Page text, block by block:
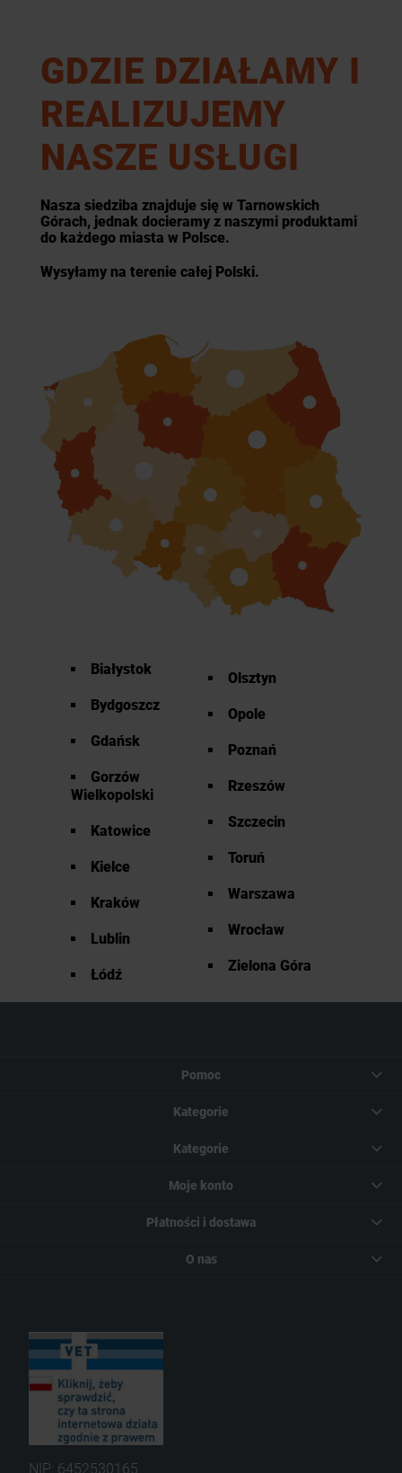
GDZIE DZIAŁAMY I
REALIZUJEMY
NASZE USŁUGI
Nasza siedziba znajduje się w Tarnowskich
Górach, jednak docieramy z naszymi produktami
do każdego miasta w Polsce.
Wysyłamy na terenie całej Polski.
Białystok
Bydgoszcz
Gdańsk
Gorzów
Wielkopolski
Katowice
Kielce
Kraków
Lublin
Łódź
Olsztyn
Opole
Poznań
Rzeszów
Szczecin
Toruń
Warszawa
Wrocław
Zielona Góra
Pomoc
Kategorie
Kategorie
Moje konto
Płatności i dostawa
O nas
NIP: 6452530165